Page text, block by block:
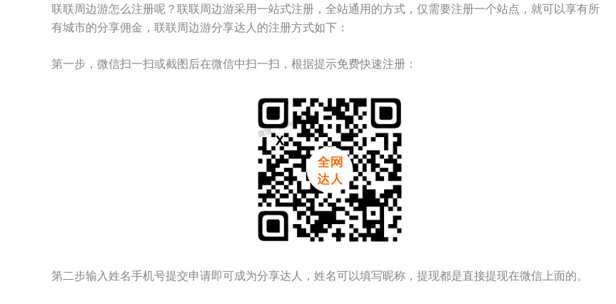
联联周边游怎么注册呢？联联周边游采用一站式注册，全站通用的方式，仅需要注册一个站点，就可以享有所
有城市的分享佣金，联联周边游分享达人的注册方式如下：
第一步，微信扫一扫或截图后在微信中扫一扫，根据提示免费快速注册：
第二步输入姓名手机号提交申请即可成为分享达人，姓名可以填写昵称，提现都是直接提现在微信上面的。